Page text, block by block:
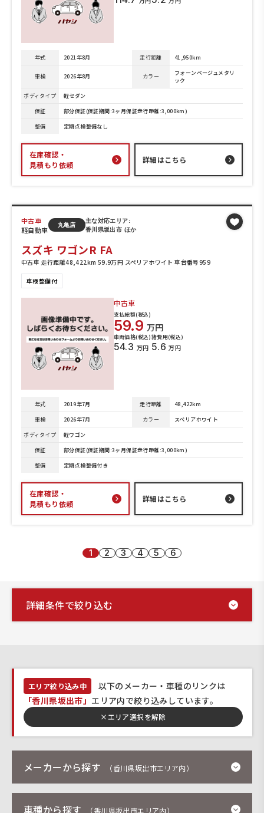
年式 2021年8月 走行距離 41,950km
車検 2026年8月 カラー
フォーンベージュメタリ
ック
ボディタイプ
軽セダン
保証
部分保証(保証期間:3ヶ月保証走行距離:3,000km)
整備
定期点検整備なし
在庫確認・
見積もり依頼
詳細はこちら
中古車
軽自動車
丸亀店
主な対応エリア:
香川県坂出市 ほか
スズキ ワゴンR FA
中古車 走行距離48,422km 59.9万円 スペリアホワイト 車台番号959
車検整備付
中古車
支払総額(税込)
59.9 万円
車両価格(税込)
54.3 万円
諸費用(税込)
5.6 万円
年式 2019年7月 走行距離
48,422km
車検
2026年7月 カラー
スペリアホワイト
ボディタイプ
軽ワゴン
保証
部分保証(保証期間:3ヶ月保証走行距離:3,000km)
整備
定期点検整備付き
在庫確認・
見積もり依頼
詳細はこちら
1 2 3 4 5 6
詳細条件で絞り込む
エリア絞り込み中
以下のメーカー・車種のリンクは
「香川県坂出市」 エリア内で絞り込みしています。
×エリア選択を解除
メーカーから探す （香川県坂出市エリア内）
車種から探す （香川県坂出市エリア内）